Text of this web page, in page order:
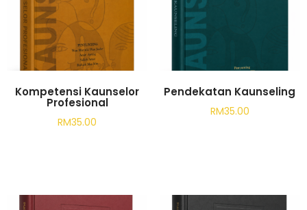
Kompetensi Kaunselor
Profesional
RM35.00
Pendekatan Kaunseling
RM35.00